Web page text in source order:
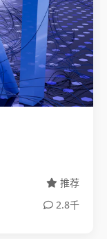
推荐
2.8千